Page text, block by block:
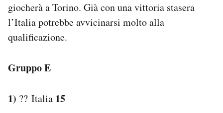
giocherà a Torino. Già con una vittoria stasera
l’Italia potrebbe avvicinarsi molto alla
qualificazione.
Gruppo E
1) ?? Italia 15